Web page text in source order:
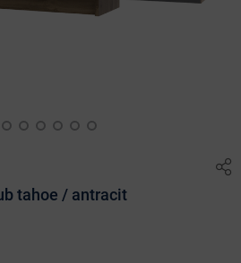
tahoe / antracit